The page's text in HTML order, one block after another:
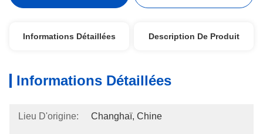
Informations Détaillées Description De Produit
Informations Détaillées
Lieu D'origine: Changhaï, Chine